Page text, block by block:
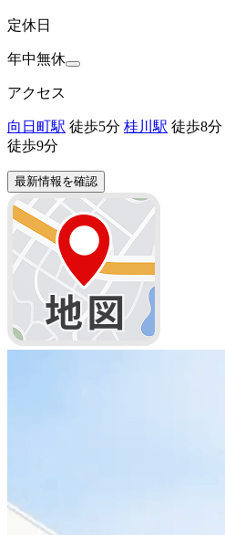
定休日
年中無休
アクセス
向日町駅 徒歩5分 桂川駅 徒歩8分
徒歩9分
最新情報を確認